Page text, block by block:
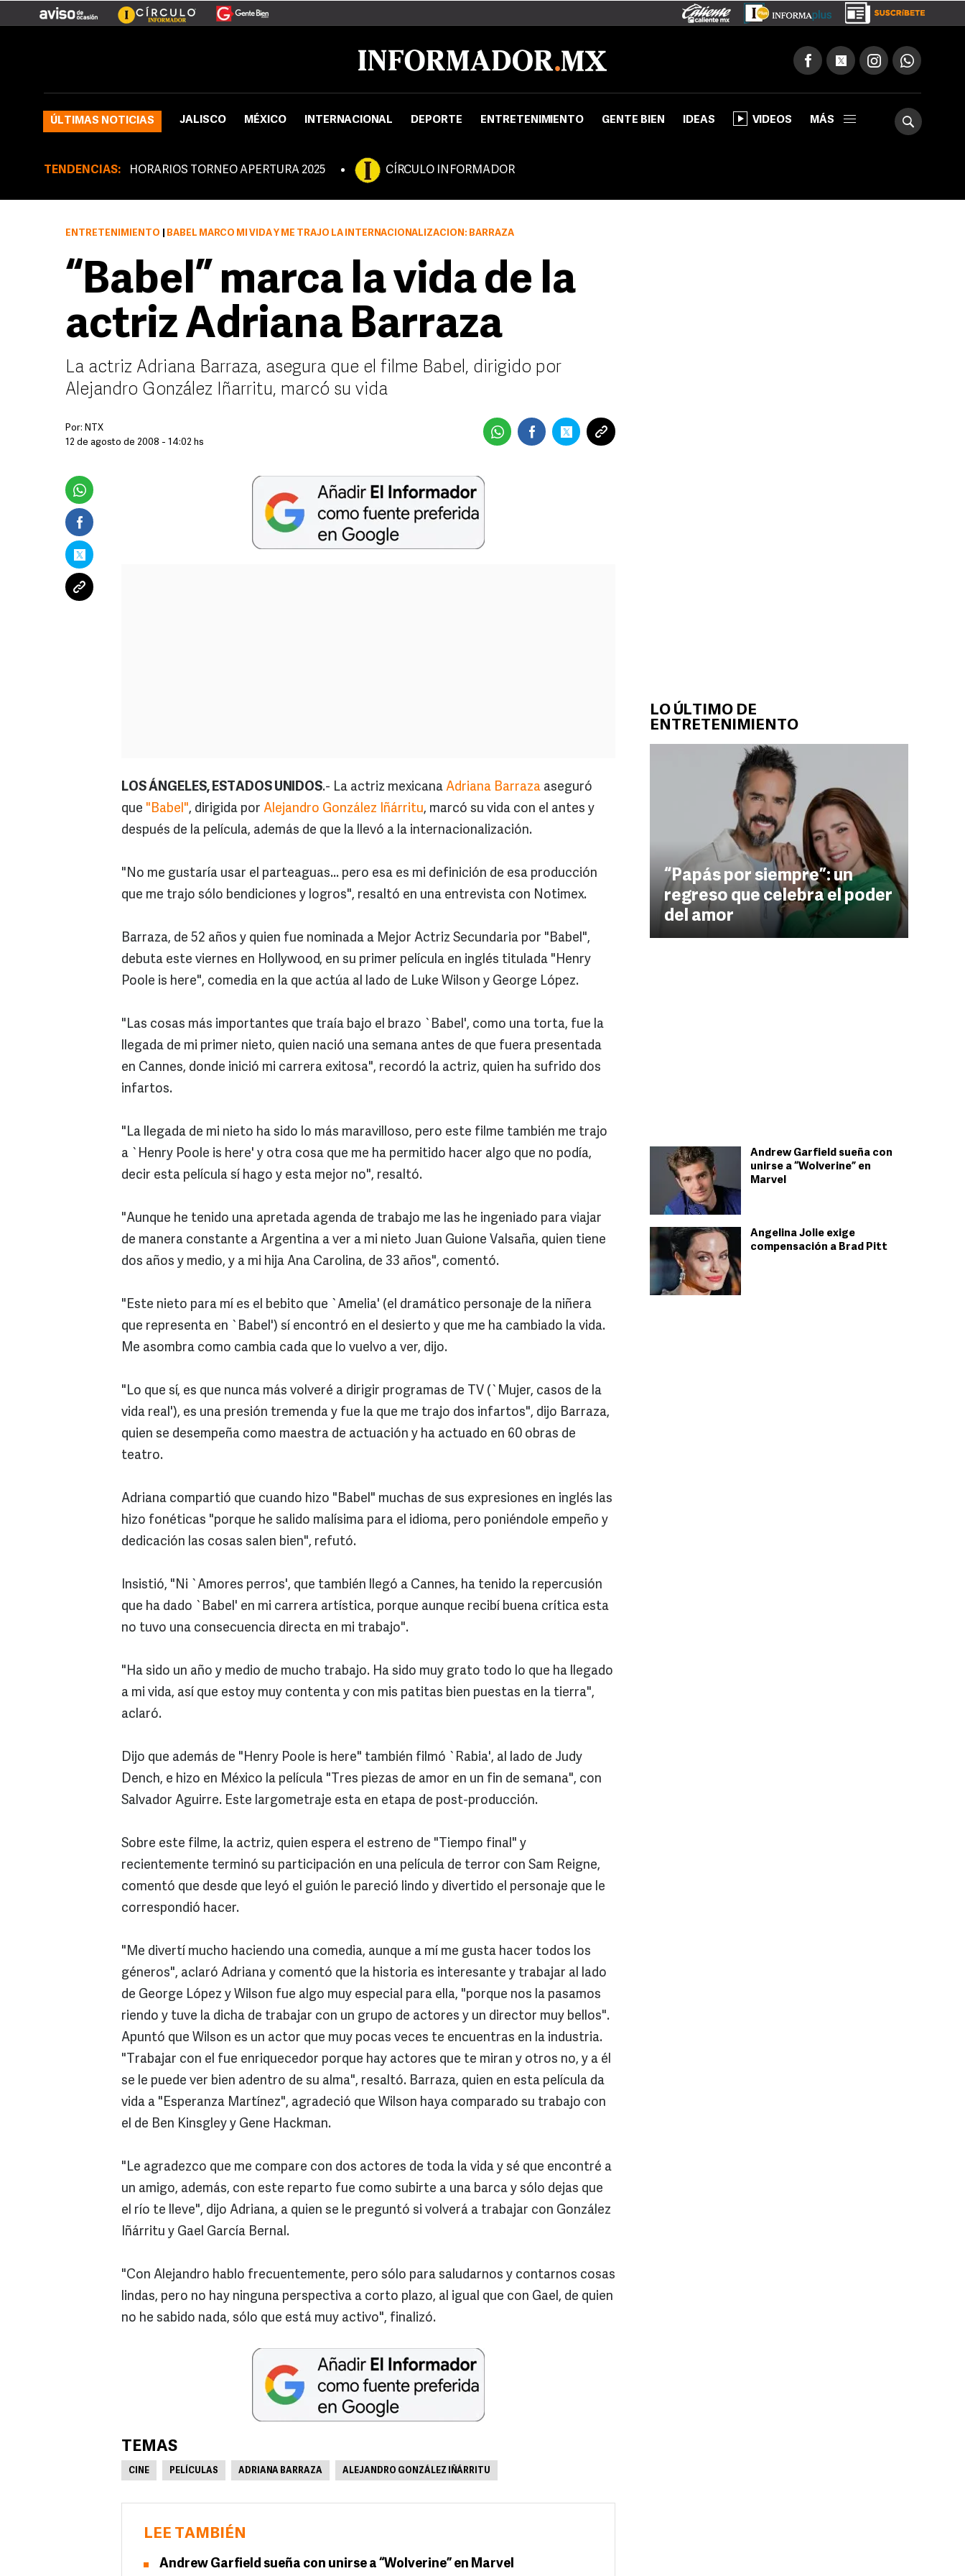
ÚLTIMAS NOTICIAS JALISCO MÉXICO INTERNACIONAL DEPORTE ENTRETENIMIENTO GENTE BIEN IDEAS VIDEOS MÁS
TENDENCIAS: HORARIOS TORNEO APERTURA 2025 CÍRCULO INFORMADOR
LO ÚLTIMO DE
ENTRETENIMIENTO
“Papás por siempre”: un
regreso que celebra el poder
del amor
Andrew Garfield sueña con
unirse a “Wolverine” en
Marvel
Angelina Jolie exige
compensación a Brad Pitt
ENTRETENIMIENTO BABEL MARCÓ MI VIDA Y ME TRAJO LA INTERNACIONALIZACIÓN: BARRAZA
“Babel” marca la vida de la
actriz Adriana Barraza
La actriz Adriana Barraza, asegura que el filme Babel, dirigido por
Alejandro González Iñarritu, marcó su vida
Por: NTX
12 de agosto de 2008 - 14:02 hs
LOS ÁNGELES, ESTADOS UNIDOS.- La actriz mexicana Adriana Barraza aseguró
que "Babel", dirigida por Alejandro González Iñárritu, marcó su vida con el antes y
después de la película, además de que la llevó a la internacionalización.
"No me gustaría usar el parteaguas... pero esa es mi definición de esa producción
que me trajo sólo bendiciones y logros", resaltó en una entrevista con Notimex.
Barraza, de 52 años y quien fue nominada a Mejor Actriz Secundaria por "Babel",
debuta este viernes en Hollywood, en su primer película en inglés titulada "Henry
Poole is here", comedia en la que actúa al lado de Luke Wilson y George López.
"Las cosas más importantes que traía bajo el brazo `Babel', como una torta, fue la
llegada de mi primer nieto, quien nació una semana antes de que fuera presentada
en Cannes, donde inició mi carrera exitosa", recordó la actriz, quien ha sufrido dos
infartos.
"La llegada de mi nieto ha sido lo más maravilloso, pero este filme también me trajo
a `Henry Poole is here' y otra cosa que me ha permitido hacer algo que no podía,
decir esta película sí hago y esta mejor no", resaltó.
"Aunque he tenido una apretada agenda de trabajo me las he ingeniado para viajar
de manera constante a Argentina a ver a mi nieto Juan Guione Valsaña, quien tiene
dos años y medio, y a mi hija Ana Carolina, de 33 años", comentó.
"Este nieto para mí es el bebito que `Amelia' (el dramático personaje de la niñera
que representa en `Babel') sí encontró en el desierto y que me ha cambiado la vida.
Me asombra como cambia cada que lo vuelvo a ver, dijo.
"Lo que sí, es que nunca más volveré a dirigir programas de TV (`Mujer, casos de la
vida real'), es una presión tremenda y fue la que me trajo dos infartos", dijo Barraza,
quien se desempeña como maestra de actuación y ha actuado en 60 obras de
teatro.
Adriana compartió que cuando hizo "Babel" muchas de sus expresiones en inglés las
hizo fonéticas "porque he salido malísima para el idioma, pero poniéndole empeño y
dedicación las cosas salen bien", refutó.
Insistió, "Ni `Amores perros', que también llegó a Cannes, ha tenido la repercusión
que ha dado `Babel' en mi carrera artística, porque aunque recibí buena crítica esta
no tuvo una consecuencia directa en mi trabajo".
"Ha sido un año y medio de mucho trabajo. Ha sido muy grato todo lo que ha llegado
a mi vida, así que estoy muy contenta y con mis patitas bien puestas en la tierra",
aclaró.
Dijo que además de "Henry Poole is here" también filmó `Rabia', al lado de Judy
Dench, e hizo en México la película "Tres piezas de amor en un fin de semana", con
Salvador Aguirre. Este largometraje esta en etapa de post-producción.
Sobre este filme, la actriz, quien espera el estreno de "Tiempo final" y
recientemente terminó su participación en una película de terror con Sam Reigne,
comentó que desde que leyó el guión le pareció lindo y divertido el personaje que le
correspondió hacer.
"Me divertí mucho haciendo una comedia, aunque a mí me gusta hacer todos los
géneros", aclaró Adriana y comentó que la historia es interesante y trabajar al lado
de George López y Wilson fue algo muy especial para ella, "porque nos la pasamos
riendo y tuve la dicha de trabajar con un grupo de actores y un director muy bellos".
Apuntó que Wilson es un actor que muy pocas veces te encuentras en la industria.
"Trabajar con el fue enriquecedor porque hay actores que te miran y otros no, y a él
se le puede ver bien adentro de su alma", resaltó. Barraza, quien en esta película da
vida a "Esperanza Martínez", agradeció que Wilson haya comparado su trabajo con
el de Ben Kinsgley y Gene Hackman.
"Le agradezco que me compare con dos actores de toda la vida y sé que encontré a
un amigo, además, con este reparto fue como subirte a una barca y sólo dejas que
el río te lleve", dijo Adriana, a quien se le preguntó si volverá a trabajar con González
Iñárritu y Gael García Bernal.
"Con Alejandro hablo frecuentemente, pero sólo para saludarnos y contarnos cosas
lindas, pero no hay ninguna perspectiva a corto plazo, al igual que con Gael, de quien
no he sabido nada, sólo que está muy activo", finalizó.
TEMAS
CINE PELÍCULAS ADRIANA BARRAZA ALEJANDRO GONZÁLEZ IÑÁRRITU
LEE TAMBIÉN
Andrew Garfield sueña con unirse a “Wolverine” en Marvel